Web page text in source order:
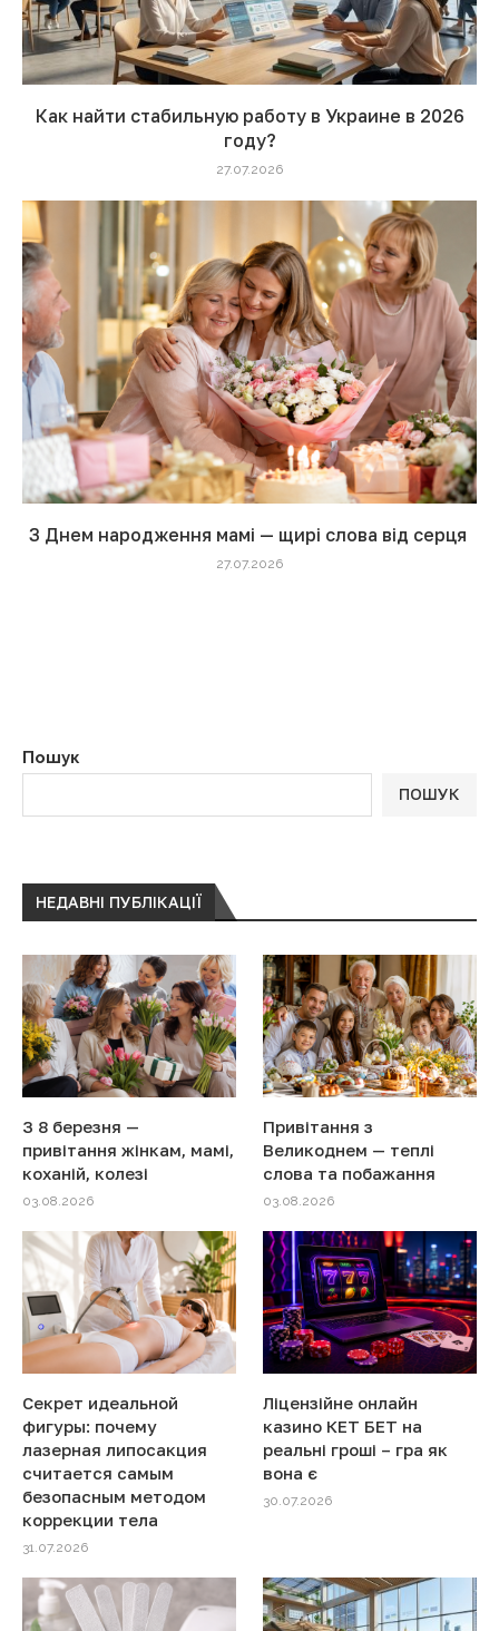
Как найти стабильную работу в Украине в 2026
году?
27.07.2026
З Днем народження мамі — щирі слова від серця
27.07.2026
Пошук
ПОШУК
НЕДАВНІ ПУБЛІКАЦІЇ
З 8 березня —
привітання жінкам, мамі,
коханій, колезі
03.08.2026
Привітання з
Великоднем — теплі
слова та побажання
03.08.2026
Секрет идеальной
фигуры: почему
лазерная липосакция
считается самым
безопасным методом
коррекции тела
31.07.2026
Ліцензійне онлайн
казино КЕТ БЕТ на
реальні гроші – гра як
вона є
30.07.2026